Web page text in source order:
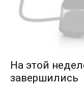
На этой
завершились